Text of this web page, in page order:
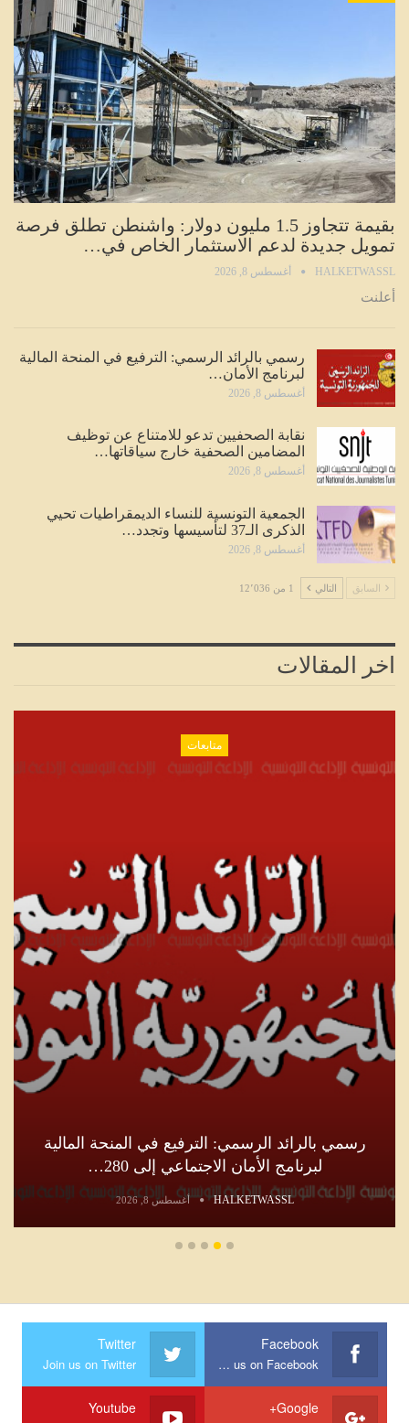
بقيمة تتجاوز 1.5 مليون دولار: واشنطن تطلق فرصة
تمويل جديدة لدعم الاستثمار الخاص في…
HALKETWASSL أغسطس 8, 2026
أعلنت
رسمي بالرائد الرسمي: الترفيع في المنحة المالية
لبرنامج الأمان…
أغسطس 8, 2026
نقابة الصحفيين تدعو للامتناع عن توظيف
المضامين الصحفية خارج سياقاتها…
أغسطس 8, 2026
الجمعية التونسية للنساء الديمقراطيات تحيي
الذكرى الـ37 لتأسيسها وتجدد…
أغسطس 8, 2026
السابق التالي 1 من 12٬036
اخر المقالات
متابعات
رسمي بالرائد الرسمي: الترفيع في المنحة المالية
لبرنامج الأمان الاجتماعي إلى 280…
HALKETWASSL أغسطس 8, 2026
Facebook
Join us on Facebook
Twitter
Join us on Twitter
Google+
Youtube